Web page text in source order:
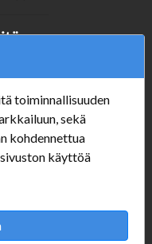
10
toiminnallisuuden
sekä
kohdennettua
käyttöä